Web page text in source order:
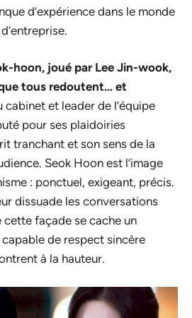
d’expérience dans le monde
hoon, joué par Lee Jin-wook,
tous redoutent… et
cabinet et leader de l’équipe
pour ses plaidoiries
tranchant et son sens de la
Seok Hoon est l’image
: ponctuel, exigeant, précis.
dissuade les conversations
cette façade se cache un
de respect sincère
à la hauteur.